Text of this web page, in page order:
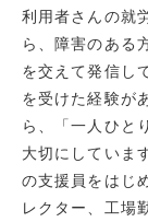
利用者さんの就
ら、障害のある
を交えて発信し
を受けた経験が
ら、「一人ひと
大切にしていま
の支援員をはじ
レクター、工場